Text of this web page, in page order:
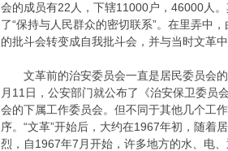
会的成员有22人，下辖11000户，46000人
了“保持与人民群众的密切联系”。在里弄中
的批斗会转变成自我批斗会，并与当时文革
文革前的治安委员会一直是居民委员会的
月11日，公安部门就公布了《治安保卫委员
会的下属工作委员会。但不同于其他几个工
序。“文革”开始后，大约在1967年初，随着
烈，自1967年7月开始，许多地方的水、电